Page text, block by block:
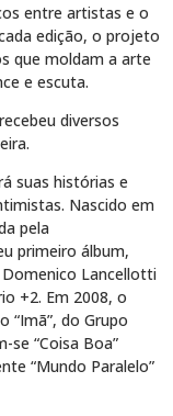
entre artistas e o
edição, o projeto
que moldam a arte
e escuta.
diversos
suas histórias e
Nascido em
pela
primeiro álbum,
Domenico Lancellotti
+2. Em 2008, o
“Imã”, do Grupo
se “Coisa Boa”
“Mundo Paralelo”